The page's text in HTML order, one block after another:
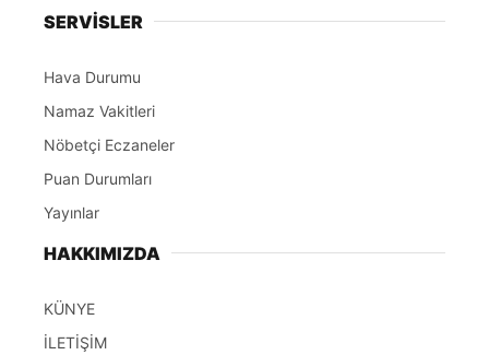
SERVİSLER
Hava Durumu
Namaz Vakitleri
Nöbetçi Eczaneler
Puan Durumları
Yayınlar
HAKKIMIZDA
KÜNYE
İLETİŞİM